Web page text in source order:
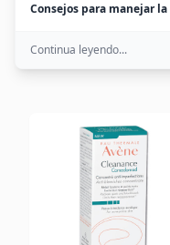
Consejos para manejar
Continua leyendo...